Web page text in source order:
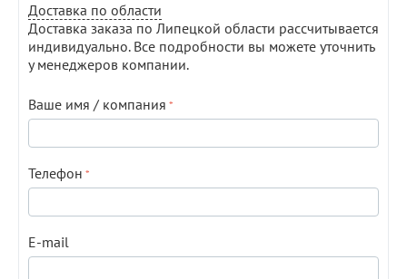
Доставка по области
Доставка заказа по Липецкой области рассчитывается
индивидуально. Все подробности вы можете уточнить
у менеджеров компании.
Ваше имя / компания
Телефон
E-mail